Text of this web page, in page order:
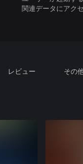
関連データにアク
レビュー その